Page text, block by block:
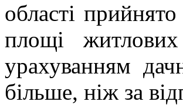
області
площі
урахуванням
більше, ніж за